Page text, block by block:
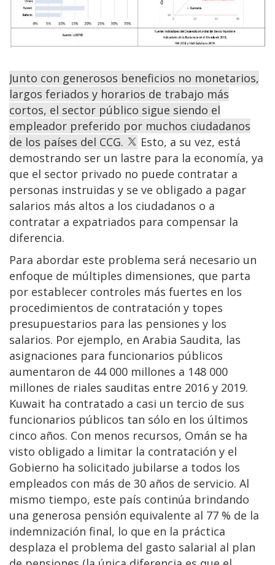
Junto con generosos beneficios no monetarios,
largos feriados y horarios de trabajo más
cortos, el sector público sigue siendo el
empleador preferido por muchos ciudadanos
de los países del CCG.
Esto, a su vez, está
demostrando ser un lastre para la economía, ya
que el sector privado no puede contratar a
personas instruidas y se ve obligado a pagar
salarios más altos a los ciudadanos o a
contratar a expatriados para compensar la
diferencia.
Para abordar este problema será necesario un
enfoque de múltiples dimensiones, que parta
por establecer controles más fuertes en los
procedimientos de contratación y topes
presupuestarios para las pensiones y los
salarios. Por ejemplo, en Arabia Saudita, las
asignaciones para funcionarios públicos
aumentaron de 44 000 millones a 148 000
millones de riales sauditas entre 2016 y 2019.
Kuwait ha contratado a casi un tercio de sus
funcionarios públicos tan sólo en los últimos
cinco años. Con menos recursos, Omán se ha
visto obligado a limitar la contratación y el
Gobierno ha solicitado jubilarse a todos los
empleados con más de 30 años de servicio. Al
mismo tiempo, este país continúa brindando
una generosa pensión equivalente al 77 % de la
indemnización final, lo que en la práctica
desplaza el problema del gasto salarial al plan